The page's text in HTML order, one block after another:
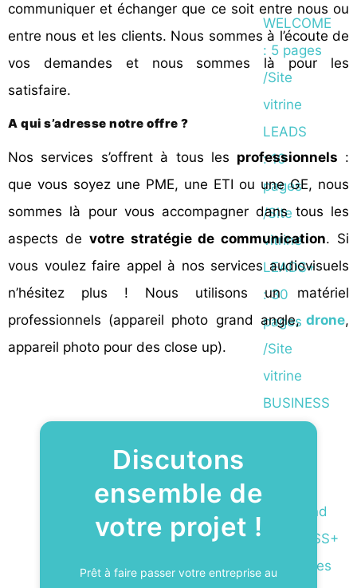
WELCOME
: 5 pages
/Site
vitrine
LEADS
: 10
pages
/Site
vitrine
LEADS+
: 30
pages
/Site
vitrine
BUSINESS
marchand
BUSINESS+
: 60 pages
communiquer et échanger que ce soit entre nous ou
entre nous et les clients. Nous sommes à l’écoute de
vos demandes et nous sommes là pour les
satisfaire.
A qui s’adresse notre offre ?
Nos services s’offrent à tous les professionnels :
que vous soyez une PME, une ETI ou une GE, nous
sommes là pour vous accompagner dans tous les
aspects de votre stratégie de communication. Si
vous voulez faire appel à nos services audiovisuels
n’hésitez plus ! Nous utilisons un matériel
professionnels (appareil photo grand angle,drone,
appareil photo pour des close up).
Discutons
ensemble de
votre projet !
Prêt à faire passer votre entreprise au